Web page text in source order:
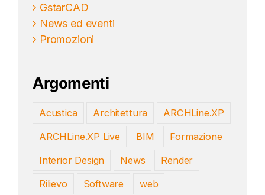
GstarCAD
News ed eventi
Promozioni
Argomenti
Acustica Architettura
ARCHLine.XP
ARCHLine.XP Live
BIM
Formazione
Interior Design
News
Render
Rilievo
Software web